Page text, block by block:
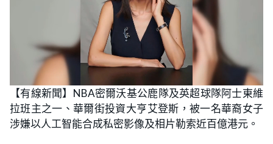
n
m
t
o
a
d
e
d
:
1
【有線新聞】NBA密爾沃基公鹿隊及英超球隊阿士東維
拉班主之一、華爾街投資大亨艾登斯，被一名華裔女子
涉嫌以人工智能合成私密影像及相片勒索近百億港元。